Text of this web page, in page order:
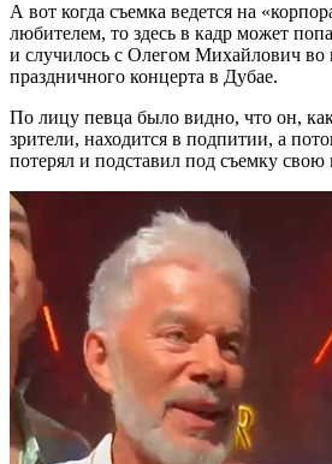
А вот когда съемка ведется на
любителем, то здесь в кадр может
и случилось с Олегом Михайлович во
праздничного концерта в Дубае.
По лицу певца было видно, что он,
зрители, находится в подпитии, а
потерял и подставил под съемку